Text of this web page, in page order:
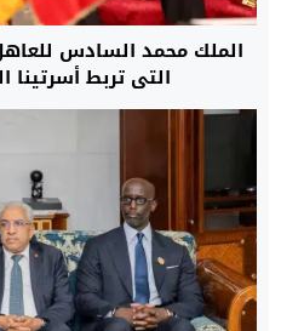
الملك محمد السادس
التي تربط أسرتينا